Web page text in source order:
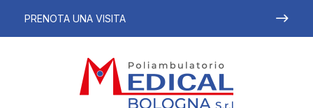
PRENOTA UNA VISITA